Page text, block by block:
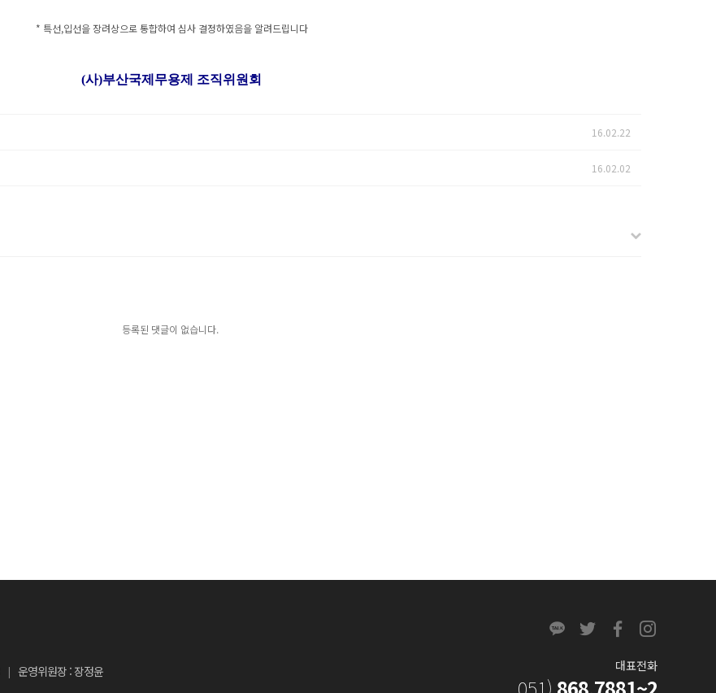
* 특선,입선을 장려상으로 통합하여 심사 결정하였음을 알려드립니다
(사)부산국제무용제 조직위원회
16.02.22
16.02.02
등록된 댓글이 없습니다.
| 운영위원장 : 장정윤
대표전화